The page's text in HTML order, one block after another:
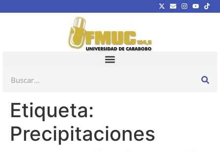
Etiqueta:
Precipitaciones